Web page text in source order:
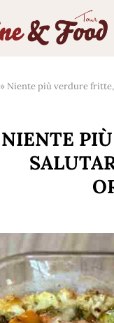
» Niente più verdure
NIENTE